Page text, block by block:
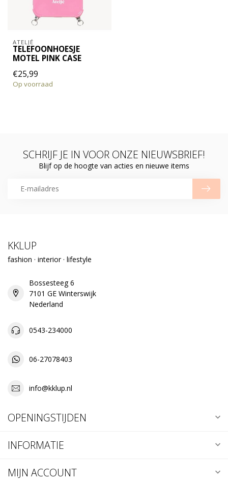
ATELJÉ
TELEFOONHOESJE
MOTEL PINK CASE
€25,99
Op voorraad
SCHRIJF JE IN VOOR ONZE NIEUWSBRIEF!
Blijf op de hoogte van acties en nieuwe items
KKLUP
fashion · interior · lifestyle
Bossesteeg 6
7101 GE Winterswijk
Nederland
0543-234000
06-27078403
info@kklup.nl
OPENINGSTIJDEN
INFORMATIE
MIJN ACCOUNT